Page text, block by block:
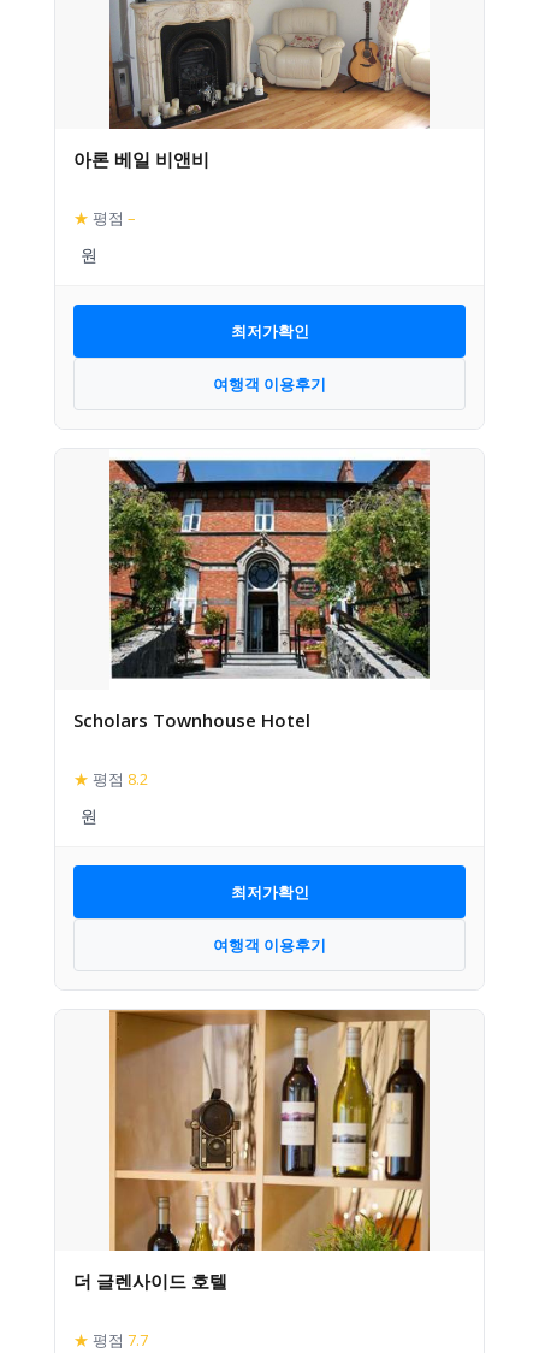
아론 베일 비앤비
★ 평점 –
최저가확인
여행객 이용후기
Scholars Townhouse Hotel
★ 평점 8.2
최저가확인
여행객 이용후기
더 글렌사이드 호텔
★ 평점 7.7